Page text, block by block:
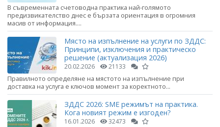
В съвременната счетоводна практика най-голямото
предизвикателство днес е бързата ориентация в огромния
масив от информация....
Място на изпълнение на услуги по ЗДДС:
Принципи, изключения и практическо
решение (актуализация 2026)
20.02.2026 21133
Правилното определяне на мястото на изпълнение при
доставка на услуга е ключов момент за коректното...
ЗДДС 2026: SME режимът на практика.
Кога новият режим е изгоден?
16.01.2026 32473